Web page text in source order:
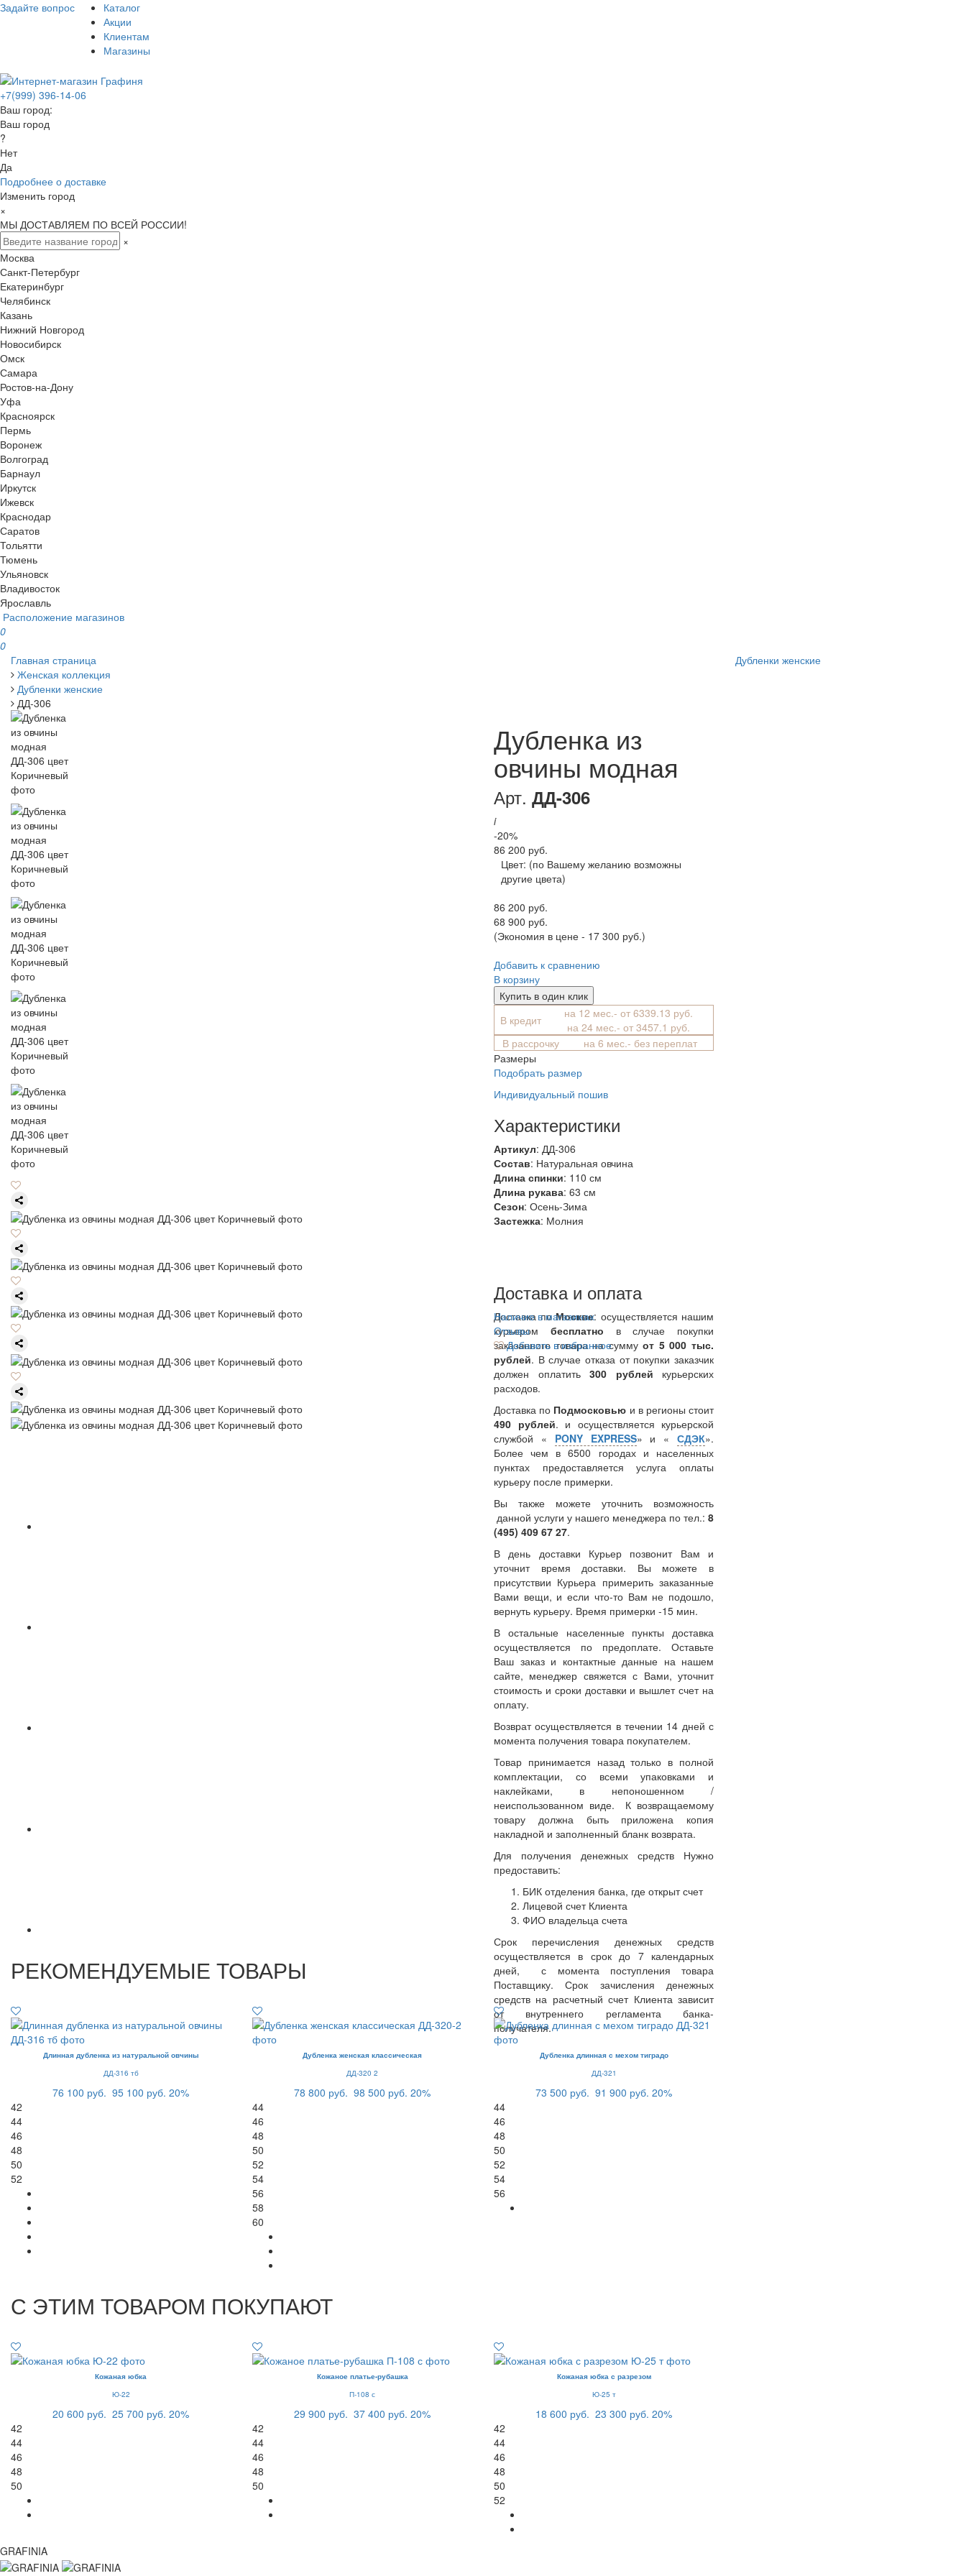
Задайте вопрос
Каталог
Акции
Клиентам
Магазины
+7(999) 396-14-06
Ваш город:
Ваш город
?
Нет
Да
Подробнее о доставке
Изменить город
×
МЫ ДОСТАВЛЯЕМ ПО ВСЕЙ РОССИИ!
×
Москва
Санкт-Петербург
Екатеринбург
Челябинск
Казань
Нижний Новгород
Новосибирск
Омск
Самара
Ростов-на-Дону
Уфа
Красноярск
Пермь
Воронеж
Волгоград
Барнаул
Иркутск
Ижевск
Краснодар
Саратов
Тольятти
Тюмень
Ульяновск
Владивосток
Ярославль
Расположение магазинов
0
0
Главная страница
Женская коллекция
Дубленки женские
ДД-306
Дубленка из
овчины модная
Арт. ДД-306
i
-20%
86 200 руб.
Цвет: (по Вашему желанию возможны
другие цвета)
86 200 руб.
68 900 руб.
(Экономия в цене - 17 300 руб.)
Добавить к сравнению
В корзину
Купить в один клик
В кредит
на 12 мес.- от 6339.13 руб.
на 24 мес.- от 3457.1 руб.
В рассрочку
на 6 мес.- без переплат
Размеры
Подобрать размер
Индивидуальный пошив
Характеристики
Артикул: ДД-306
Состав: Натуральная овчина
Длина спинки: 110 см
Длина рукава: 63 см
Сезон: Осень-Зима
Застежка: Молния
Доставка и оплата
Доставка поМоскве: осуществляется нашим
курьером бесплатно в случае покупки
заказанного товара на суммуот 5 000 тыс.
рублей. В случае отказа от покупки заказчик
должен оплатить 300 рублей курьерских
расходов.
Доставка по Подмосковью и в регионы стоит
490 рублей. и осуществляется курьерской
службой « PONY EXPRESS» и «СДЭК».
Более чем в 6500 городах и населенных
пунктах предоставляется услуга оплаты
курьеру после примерки.
Вы также можете уточнить возможность
данной услуги у нашего менеджера по тел.: 8
(495) 409 67 27.
В день доставки Курьер позвонит Вам и
уточнит время доставки. Вы можете в
присутствии Курьера примерить заказанные
Вами вещи, и если что-то Вам не подошло,
вернуть курьеру. Время примерки -15 мин.
В остальные населенные пункты доставка
осуществляется по предоплате. Оставьте
Ваш заказ и контактные данные на нашем
сайте, менеджер свяжется с Вами, уточнит
стоимость и сроки доставки и вышлет счет на
оплату.
Возврат осуществляется в течении 14 дней с
момента получения товара покупателем.
Товар принимается назад только в полной
комплектации, со всеми упаковками и
наклейками, в непоношенном /
неиспользованном виде. К возвращаемому
товару должна быть приложена копия
накладной и заполненный бланк возврата.
Для получения денежных средств Нужно
предоставить:
БИК отделения банка, где открыт счет
Лицевой счет Клиента
ФИО владельца счета
Срок перечисления денежных средств
осуществляется в срок до 7 календарных
дней, с момента поступления товара
Поставщику. Срок зачисления денежных
средств на расчетный счет Клиента зависит
от внутреннего регламента банка-
получателя.
Наличие в магазинах
Отзывы
Добавить в избранное
РЕКОМЕНДУЕМЫЕ ТОВАРЫ
Длинная дубленка из натуральной овчины
ДД-316 тб
76 100 руб. 95 100 руб. 20%
42
44
46
48
50
52
Дубленка женская классическая
ДД-320 2
78 800 руб. 98 500 руб. 20%
44
46
48
50
52
54
56
58
60
Дубленка длинная с мехом тиградо
ДД-321
73 500 руб. 91 900 руб. 20%
44
46
48
50
52
54
56
С ЭТИМ ТОВАРОМ ПОКУПАЮТ
Кожаная юбка
Ю-22
20 600 руб. 25 700 руб. 20%
42
44
46
48
50
Кожаное платье-рубашка
П-108 с
29 900 руб. 37 400 руб. 20%
42
44
46
48
50
Кожаная юбка с разрезом
Ю-25 т
18 600 руб. 23 300 руб. 20%
42
44
46
48
50
52
Дубленки женские
GRAFINIA